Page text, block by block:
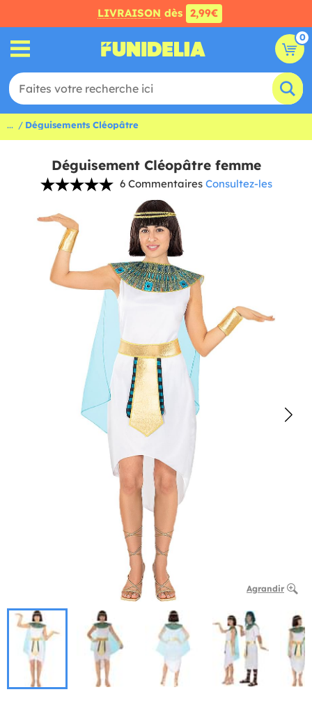
LIVRAISON dès 2,99€
0
... Déguisements Cléopâtre
Déguisement Cléopâtre femme
6 Commentaires Consultez-les
Agrandir